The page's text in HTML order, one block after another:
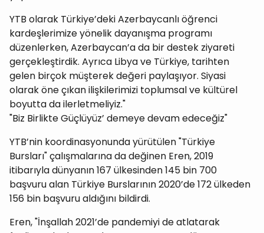
YTB olarak Türkiye’deki Azerbaycanlı öğrenci
kardeşlerimize yönelik dayanışma programı
düzenlerken, Azerbaycan’a da bir destek ziyareti
gerçekleştirdik. Ayrıca Libya ve Türkiye, tarihten
gelen birçok müşterek değeri paylaşıyor. Siyasi
olarak öne çıkan ilişkilerimizi toplumsal ve kültürel
boyutta da ilerletmeliyiz."
"Biz Birlikte Güçlüyüz’ demeye devam edeceğiz"
YTB’nin koordinasyonunda yürütülen "Türkiye
Bursları" çalışmalarına da değinen Eren, 2019
itibarıyla dünyanın 167 ülkesinden 145 bin 700
başvuru alan Türkiye Burslarının 2020’de 172 ülkeden
156 bin başvuru aldığını bildirdi.
Eren, "İnşallah 2021’de pandemiyi de atlatarak